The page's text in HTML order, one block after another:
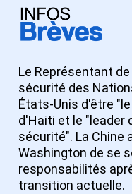
Le Représentant
sécurité des
États-Unis d'être
d'Haiti et le "leader
sécurité". La Chine
Washington de se
responsabilités
transition actuelle.